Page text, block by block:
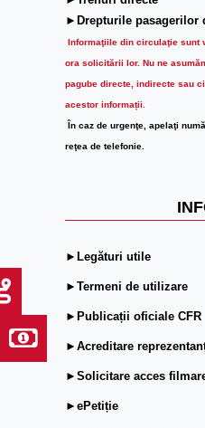
►Drepturile pasagerilor
Informaţiile din circulaţie sunt
ora solicitării lor. Nu ne
pagube directe, indirecte sau
acestor informații.
În caz de urgenţe, apelaţi
reţea de telefonie.
►Legături utile
►Termeni de utilizare
►Publicații oficiale CFR
►Acreditare
►Solicitare acces
►ePetiție